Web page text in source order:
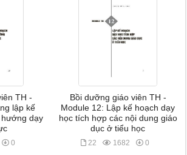
TH -
lập kế
hướng dạy
0
Bồi dưỡng giáo viên TH -
Module 12: Lập kế hoạch dạy
học tích hợp các nội dung giáo
dục ở tiểu học
22 1682 0